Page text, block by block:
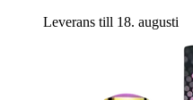
Leverans till 18. augusti